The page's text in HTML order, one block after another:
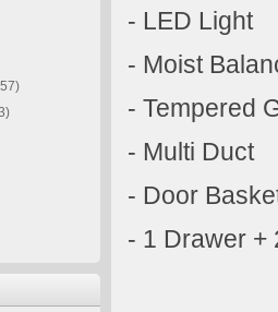
- LED Light
- Moist
- Tempered
- Multi Duct
- Door
- 1 Drawer +